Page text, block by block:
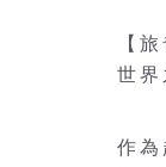
【
世
作